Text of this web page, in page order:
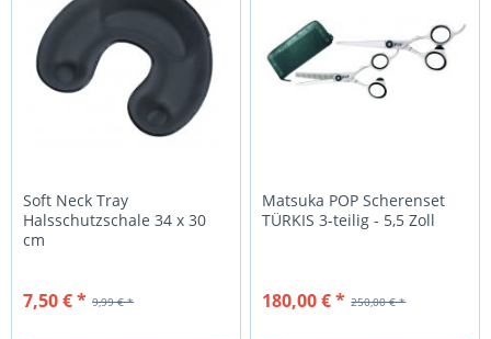
Soft Neck Tray
Halsschutzschale 34 x 30
cm
9,99 € *
7,50 € *
Matsuka POP Scherenset
TÜRKIS 3-teilig - 5,5 Zoll
250,00 € *
180,00 € *